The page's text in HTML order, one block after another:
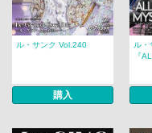
ル・サンク Vol.240
購入
ル・
『